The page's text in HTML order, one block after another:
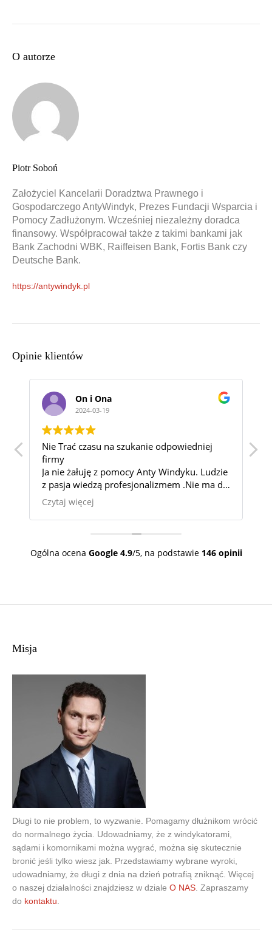
O autorze
Piotr Soboń
Założyciel Kancelarii Doradztwa Prawnego i
Gospodarczego AntyWindyk, Prezes Fundacji Wsparcia i
Pomocy Zadłużonym. Wcześniej niezależny doradca
finansowy. Współpracował także z takimi bankami jak
Bank Zachodni WBK, Raiffeisen Bank, Fortis Bank czy
Deutsche Bank.
https://antywindyk.pl
Opinie klientów
Katarzyna sielska
2024-03-06
Wspaniałą Kancelaria! Najlepsza z jaką
miałam kontakt. Pomogli mi w sprawie,
która wydawała się beznadziejna i
powodowala u mnie ogromny stres. Sukces
100%.
Bardzo jestem wdzięczna za pomoc i
okazaną cierpliwość.
Tę Kancelarie mogę wszystkim polecić z
całym sercem.
Czytaj więcej
Ogólna ocena Google 4.9/5, na podstawie 146 opinii
Misja
Długi to nie problem, to wyzwanie. Pomagamy dłużnikom wrócić
do normalnego życia. Udowadniamy, że z windykatorami,
sądami i komornikami można wygrać, można się skutecznie
bronić jeśli tylko wiesz jak. Przedstawiamy wybrane wyroki,
udowadniamy, że długi z dnia na dzień potrafią zniknąć. Więcej
o naszej działalności znajdziesz w dziale O NAS . Zapraszamy
do kontaktu